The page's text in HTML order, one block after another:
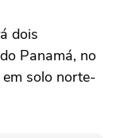
dois
Panamá, no
solo norte-